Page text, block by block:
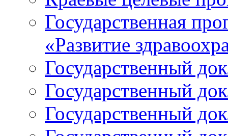
Государственная
«Развитие
Государственный
Государственный
Государственный